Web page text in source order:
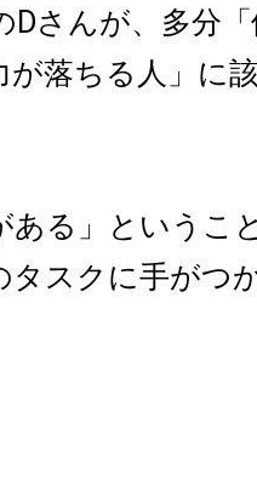
Dさんが、多分
が落ちる人」に
ある」というこ
タスクに手がつ